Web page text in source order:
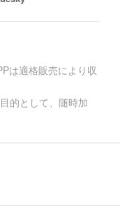
は適格販売により収
的として、随時加